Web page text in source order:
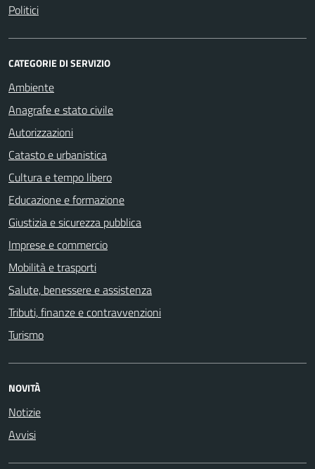
Politici
CATEGORIE DI SERVIZIO
Ambiente
Anagrafe e stato civile
Autorizzazioni
Catasto e urbanistica
Cultura e tempo libero
Educazione e formazione
Giustizia e sicurezza pubblica
Imprese e commercio
Mobilità e trasporti
Salute, benessere e assistenza
Tributi, finanze e contravvenzioni
Turismo
NOVITÀ
Notizie
Avvisi